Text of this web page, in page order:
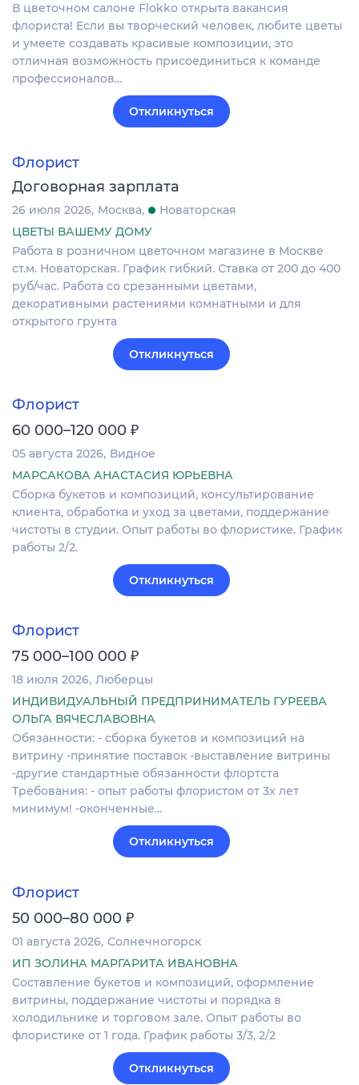
В цветочном салоне Flokko открыта вакансия
флориста! Если вы творческий человек, любите цветы
и умеете создавать красивые композиции, это
отличная возможность присоединиться к команде
профессионалов…
Откликнуться
Флорист
Договорная зарплата
26 июля 2026 Москва
Новаторская
ЦВЕТЫ ВАШЕМУ ДОМУ
Работа в розничном цветочном магазине в Москве
ст.м. Новаторская. График гибкий. Ставка от 200 до 400
руб/час. Работа со срезанными цветами,
декоративными растениями комнатными и для
открытого грунта
Откликнуться
Флорист
60 000–120 000 ₽
05 августа 2026 Видное
МАРСАКОВА АНАСТАСИЯ ЮРЬЕВНА
Сборка букетов и композиций, консультирование
клиента, обработка и уход за цветами, поддержание
чистоты в студии. Опыт работы во флористике. График
работы 2/2.
Откликнуться
Флорист
75 000–100 000 ₽
18 июля 2026 Люберцы
ИНДИВИДУАЛЬНЫЙ ПРЕДПРИНИМАТЕЛЬ ГУРЕЕВА
ОЛЬГА ВЯЧЕСЛАВОВНА
Обязанности: - сборка букетов и композиций на
витрину -принятие поставок -выставление витрины
-другие стандартные обязанности флортста
Требования: - опыт работы флористом от 3х лет
минимум! -оконченные…
Откликнуться
Флорист
50 000–80 000 ₽
01 августа 2026 Солнечногорск
ИП ЗОЛИНА МАРГАРИТА ИВАНОВНА
Составление букетов и композиций, оформление
витрины, поддержание чистоты и порядка в
холодильнике и торговом зале. Опыт работы во
флористике от 1 года. График работы 3/3, 2/2
Откликнуться